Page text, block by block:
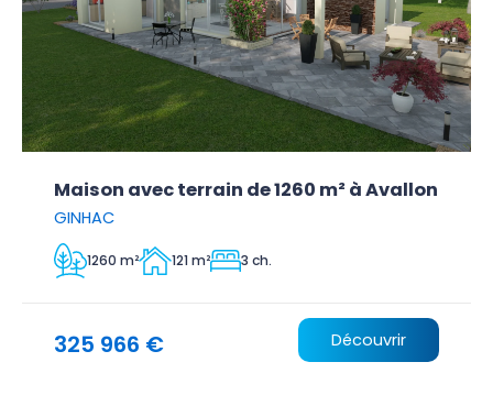
Maison avec terrain de 1260 m² à Avallon
GINHAC
1260 m² 121 m² 3 ch.
325 966 € Découvrir